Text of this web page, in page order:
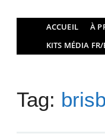
Main
ACCUEIL À
KITS MÉDIA FR/
Tag: